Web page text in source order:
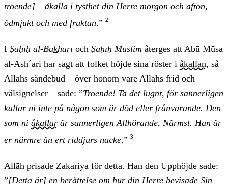
troende] – åkalla i tysthet din Herre morgon och afton,
ödmjukt och med fruktan.” 2
I Ṣaḥīḥ al-Buk̲hārīoch Ṣaḥīḥ Muslim återges att Abū Mūsa
al-Ash´ari har sagt att folket höjde sina röster i åkallan, så
Allāhs sändebud – över honom vare Allāhs frid och
välsignelser – sade: ”Troende! Ta det lugnt, för sannerligen
kallar ni inte på någon som är död eller frånvarande. Den
som ni åkallar är sannerligen Allhörande, Närmst. Han är
er närmre än ert riddjurs nacke.” 3
Allāh prisade Zakariya för detta. Han den Upphöjde sade:
”[Detta är] en berättelse om hur din Herre bevisade Sin